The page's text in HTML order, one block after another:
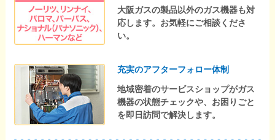
大阪ガスの製品以外のガス機器も対
応します。お気軽にご相談くださ
い。
充実のアフターフォロー体制
地域密着のサービスショップがガス
機器の状態チェックや、お困りごと
を即日訪問で解決します。